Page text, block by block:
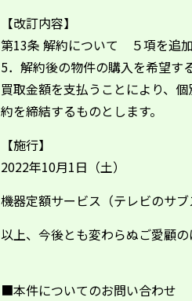
【改訂内容】
第13条 解約について ５項を追加
5．解約後の物件の購入を希望す
買取金額を支払うことにより、
約を締結するものとします。
【施行】
2022年10月1日（土）
機器定額サービス（テレビのサ
以上、今後とも変わらぬご愛顧
■本件についてのお問い合わせ